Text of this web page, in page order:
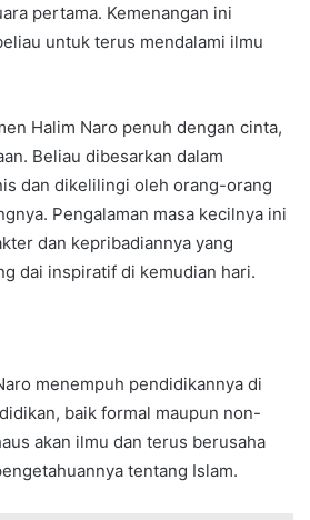
pertama. Kemenangan ini
untuk terus mendalami ilmu
Halim Naro penuh dengan cinta,
Beliau dibesarkan dalam
dan dikelilingi oleh orang-orang
Pengalaman masa kecilnya ini
dan kepribadiannya yang
dai inspiratif di kemudian hari.
menempuh pendidikannya di
baik formal maupun non-
akan ilmu dan terus berusaha
tentang Islam.